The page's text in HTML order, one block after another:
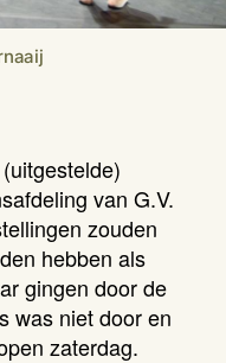
van G.V.
zouden
hebben als
gingen door de
was niet door en
zaterdag.